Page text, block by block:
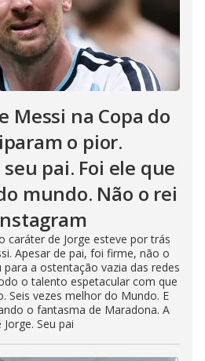
Messi na Copa do
o pior.
pai. Foi ele que
mundo. Não o rei
caráter de Jorge esteve por trás
Apesar de pai, foi firme, não o
a ostentação vazia das redes
o talento espetacular com que
Seis vezes melhor do Mundo. E
o fantasma de Maradona. A
Seu pai